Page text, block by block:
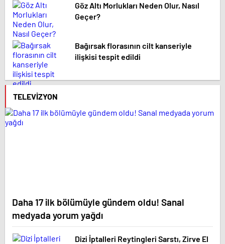
Göz Altı Morlukları Neden Olur, Nasıl
Geçer?
Bağırsak florasının cilt kanseriyle
ilişkisi tespit edildi
TELEVIZYON
Daha 17 ilk bölümüyle gündem oldu! Sanal
medyada yorum yağdı
Dizi İptalleri Reytingleri Sarstı, Zirve El